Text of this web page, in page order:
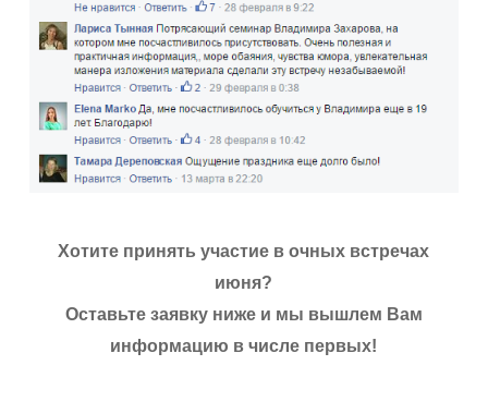
Хотите принять участие в очных встречах
июня?
Оставьте заявку ниже и мы вышлем Вам
информацию в числе первых!